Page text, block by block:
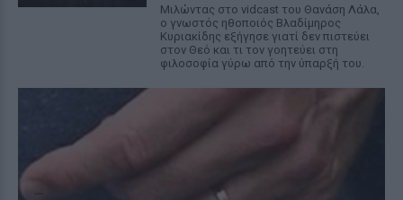
Μιλώντας στο vidcast του Θανάση Λάλα,
ο γνωστός ηθοποιός Βλαδίμηρος
Κυριακίδης εξήγησε γιατί δεν πιστεύει
στον Θεό και τι τον γοητεύει στη
φιλοσοφία γύρω από την ύπαρξή του.